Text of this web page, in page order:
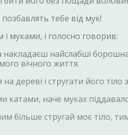
позбавлять тебе від мук!
муками, і голосно говорив:
найслабші
вічного життя.
дереві і стругати його
наче муках
більше стругай моє тіло,